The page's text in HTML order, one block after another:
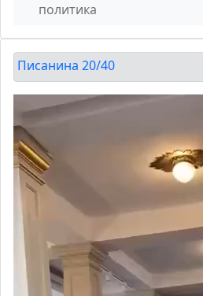
политика
Писанина 20/40